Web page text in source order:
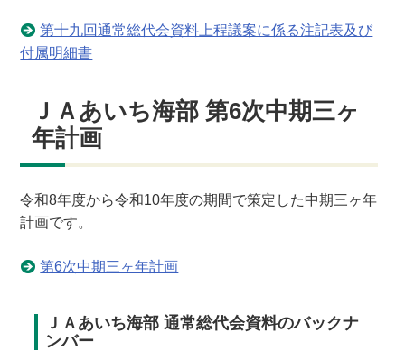
第十九回通常総代会資料上程議案に係る注記表及び
付属明細書
ＪＡあいち海部 第6次中期三ヶ
年計画
令和8年度から令和10年度の期間で策定した中期三ヶ年
計画です。
第6次中期三ヶ年計画
ＪＡあいち海部 通常総代会資料のバックナ
ンバー